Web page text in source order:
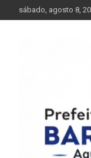
to
sábado, agosto 8,